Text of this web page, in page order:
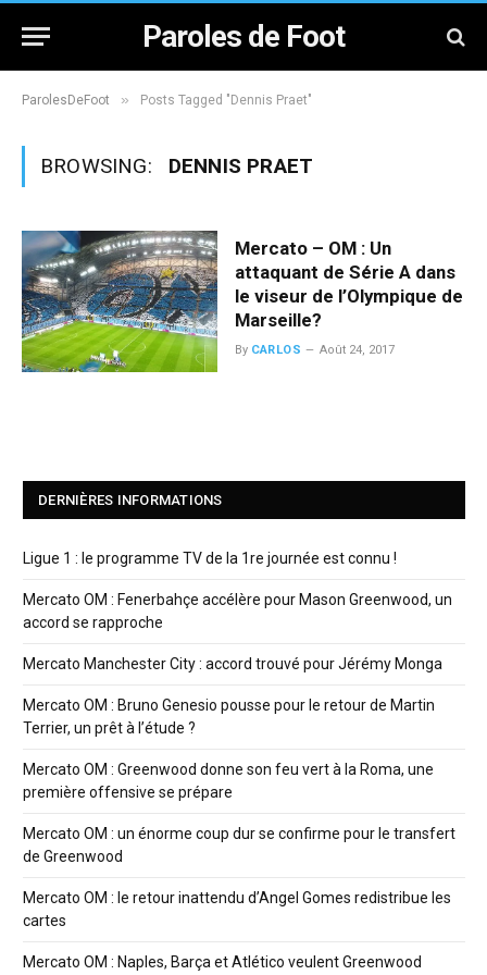
Paroles de Foot
ParolesDeFoot » Posts Tagged "Dennis Praet"
BROWSING: DENNIS PRAET
Mercato – OM : Un
attaquant de Série A dans
le viseur de l’Olympique de
Marseille?
By CARLOS Août 24, 2017
DERNIÈRES INFORMATIONS
Ligue 1 : le programme TV de la 1re journée est connu !
Mercato OM : Fenerbahçe accélère pour Mason Greenwood, un
accord se rapproche
Mercato Manchester City : accord trouvé pour Jérémy Monga
Mercato OM : Bruno Genesio pousse pour le retour de Martin
Terrier, un prêt à l’étude ?
Mercato OM : Greenwood donne son feu vert à la Roma, une
première offensive se prépare
Mercato OM : un énorme coup dur se confirme pour le transfert
de Greenwood
Mercato OM : le retour inattendu d’Angel Gomes redistribue les
cartes
Mercato OM : Naples, Barça et Atlético veulent Greenwood